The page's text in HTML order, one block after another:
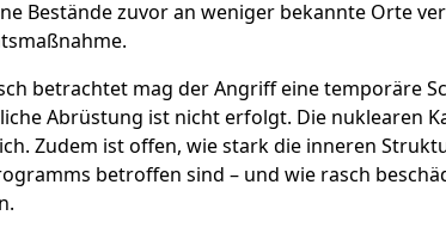
Bestände zuvor an weniger bekannte Orte
betrachtet mag der Angriff eine temporäre
Abrüstung ist nicht erfolgt. Die nuklearen
Zudem ist offen, wie stark die inneren
betroffen sind – und wie rasch